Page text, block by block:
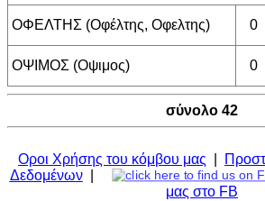
ΟΦΕΛΤΗΣ (Οφέλτης, Οφελτης) 0
ΟΨΙΜΟΣ (Οψιμος) 0
σύνολο 42
Οροι Χρήσης του κόμβου μας
Δεδομένων|
μας στο FB